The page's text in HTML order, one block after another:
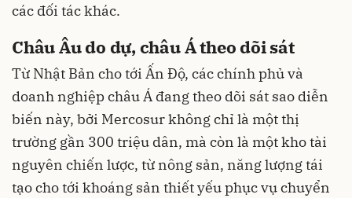
các đối tác khác.
Châu Âu do dự, châu Á theo dõi sát
Từ Nhật Bản cho tới Ấn Độ, các chính phủ và
doanh nghiệp châu Á đang theo dõi sát sao diễn
biến này, bởi Mercosur không chỉ là một thị
trường gần 300 triệu dân, mà còn là một kho tài
nguyên chiến lược, từ nông sản, năng lượng tái
tạo cho tới khoáng sản thiết yếu phục vụ chuyển